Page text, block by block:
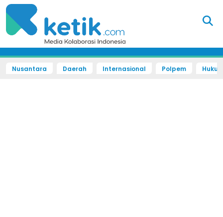
Nusantara Daerah Internasional Polpem